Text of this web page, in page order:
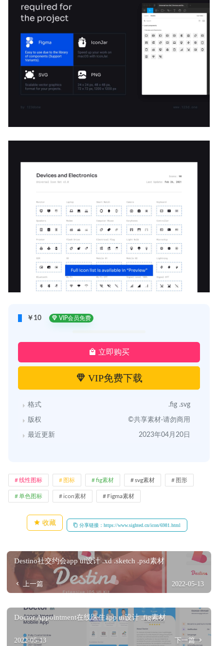
￥10 VIP会员免费
立即购买
VIP免费下载
格式 .fig .svg
版权 ©共享素材·请勿商用
最近更新 2023年04月20日
线性图标 图标 fig素材 svg素材 图形
单色图标 icon素材 Figma素材
收藏 分享链接：https://www.sighted.cn/icon/6981.html
Destino社交约会app ui设计 .xd .sketch .psd素材
上一篇 2022-05-13
Doctor Appointment在线医生app ui设计 .fig素材
2022-05-13 下一篇